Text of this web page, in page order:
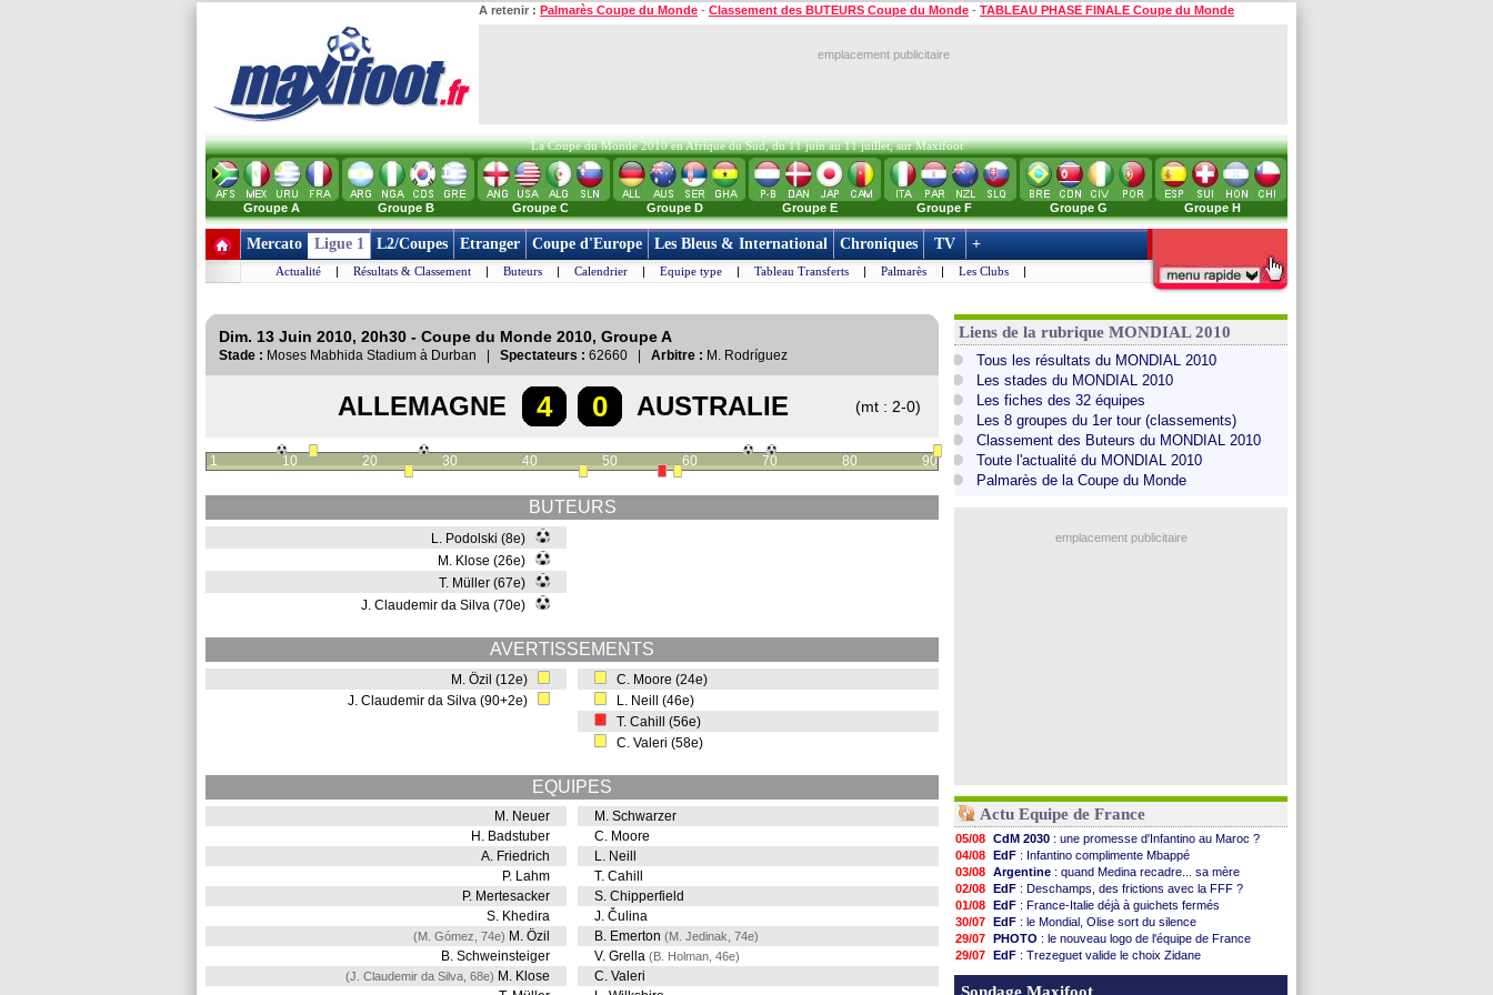
A retenir : Palmarès Coupe du Monde - Classement des BUTEURS Coupe du Monde - TABLEAU PHASE FINALE Coupe du Monde
emplacement publicitaire
La Coupe du Monde 2010 en Afrique du Sud, du 11 juin au 11 juillet, sur Maxifoot
Groupe A Groupe B Groupe C Groupe D Groupe E Groupe F Groupe G Groupe H
Mercato Ligue 1 L2/Coupes Etranger Coupe d'Europe Les Bleus & International Chroniques TV +
Actualité | Résultats & Classement | Buteurs | Calendrier | Equipe type | Tableau Transferts | Palmarès | Les Clubs |
Dim. 13 Juin 2010, 20h30 - Coupe du Monde 2010, Groupe A
Stade : Moses Mabhida Stadium à Durban | Spectateurs : 62660 | Arbitre : M. Rodríguez
ALLEMAGNE 4 0 AUSTRALIE (mt : 2-0)
1 10 20 30 40 50 60 70 80 90
BUTEURS
L. Podolski (8e)
M. Klose (26e)
T. Müller (67e)
J. Claudemir da Silva (70e)
AVERTISSEMENTS
M. Özil (12e)
J. Claudemir da Silva (90+2e)
C. Moore (24e)
L. Neill (46e)
T. Cahill (56e)
C. Valeri (58e)
EQUIPES
M. Neuer
H. Badstuber
A. Friedrich
P. Lahm
P. Mertesacker
S. Khedira
(M. Gómez, 74e) M. Özil
B. Schweinsteiger
(J. Claudemir da Silva, 68e) M. Klose
M. Schwarzer
C. Moore
L. Neill
T. Cahill
S. Chipperfield
J. Čulina
B. Emerton (M. Jedinak, 74e)
V. Grella (B. Holman, 46e)
C. Valeri
Liens de la rubrique MONDIAL 2010
Tous les résultats du MONDIAL 2010
Les stades du MONDIAL 2010
Les fiches des 32 équipes
Les 8 groupes du 1er tour (classements)
Classement des Buteurs du MONDIAL 2010
Toute l'actualité du MONDIAL 2010
Palmarès de la Coupe du Monde
emplacement publicitaire
Actu Equipe de France
05/08 CdM 2030 : une promesse d'Infantino au Maroc ?
04/08 EdF : Infantino complimente Mbappé
03/08 Argentine : quand Medina recadre... sa mère
02/08 EdF : Deschamps, des frictions avec la FFF ?
01/08 EdF : France-Italie déjà à guichets fermés
30/07 EdF : le Mondial, Olise sort du silence
29/07 PHOTO : le nouveau logo de l'équipe de France
29/07 EdF : Trezeguet valide le choix Zidane
29/07 EdF: Zidane pense déjà à un retour de Mendy